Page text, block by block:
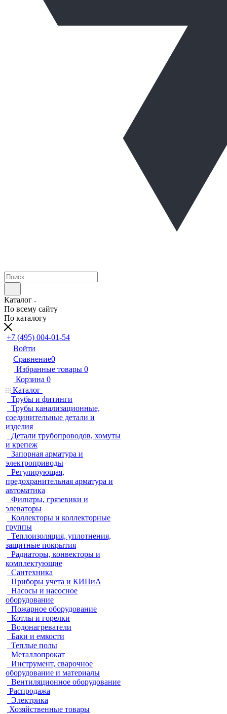
Каталог
По всему сайту
По каталогу
+7 (495) 004-01-54
Войти
Сравнение0
Избранные товары 0
Корзина 0
Каталог
Трубы и фитинги
Трубы канализационные,
соединительные детали и
изделия
Детали трубопроводов, хомуты
и крепеж
Запорная арматура и
электроприводы
Регулирующая,
предохранительная арматура и
автоматика
Фильтры, грязевики и
элеваторы
Коллекторы и коллекторные
группы
Теплоизоляция, уплотнения,
защитные покрытия
Радиаторы, конвекторы и
комплектующие
Сантехника
Приборы учета и КИПиА
Насосы и насосное
оборудование
Пожарное оборудование
Котлы и горелки
Водонагреватели
Баки и емкости
Теплые полы
Металлопрокат
Инструмент, сварочное
оборудование и материалы
Вентиляционное оборудование
Распродажа
Электрика
Хозяйственные товары